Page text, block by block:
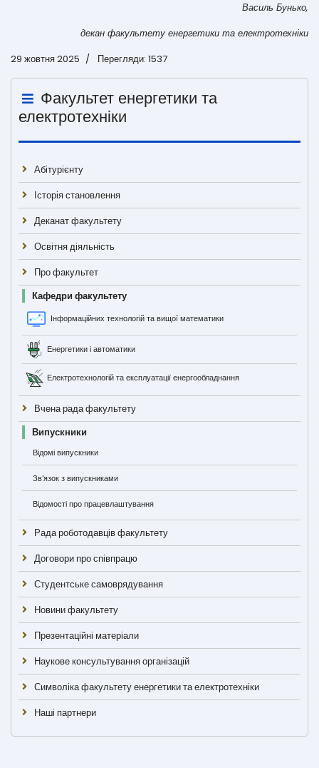
Василь Бунько,
декан факультету енергетики та електротехніки
29 жовтня 2025
Перегляди: 1537
Факультет енергетики та
електротехніки
Абітурієнту
Історія становлення
Деканат факультету
Освітня діяльність
Про факультет
Кафедри факультету
Інформаційних технологій та вищої математики
Енергетики і автоматики
Електротехнологій та експлуатації енергообладнання
Вчена рада факультету
Випускники
Відомі випускники
Зв'язок з випускниками
Відомості про працевлаштування
Рада роботодавців факультету
Договори про співпрацю
Студентське самоврядування
Новини факультету
Презентаційні матеріали
Наукове консультування організацій
Символіка факультету енергетики та електротехніки
Наші партнери